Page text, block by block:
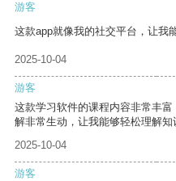
游客
这款app就像我的社交平台，让我
2025-10-04
游客
这款学习软件的课程内容非常丰
解非常生动，让我能够轻松理解知
2025-10-04
游客